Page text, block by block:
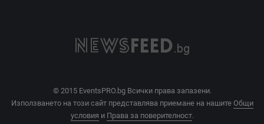
© 2015 EventsPRO.bg Всички права запазени.
Използването на този сайт представлява приемане на нашитеОбщи
условия и Права за поверителност.